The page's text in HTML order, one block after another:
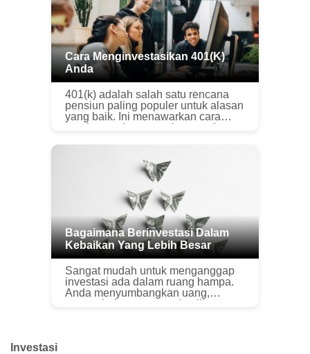
Cara Menginvestasikan 401(k)
Anda
401(k) adalah salah satu rencana
pensiun paling populer untuk alasan
yang baik. Ini menawarkan cara
untuk menabung untuk masa depan
Bagaimana Berinvestasi Dalam
Kebaikan Yang Lebih Besar
Sangat mudah untuk menganggap
investasi ada dalam ruang hampa.
Anda menyumbangkan uang,
tunggu beberapa saat dan lihat
Investasi